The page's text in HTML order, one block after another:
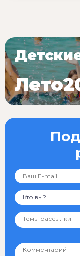
Кто вы?